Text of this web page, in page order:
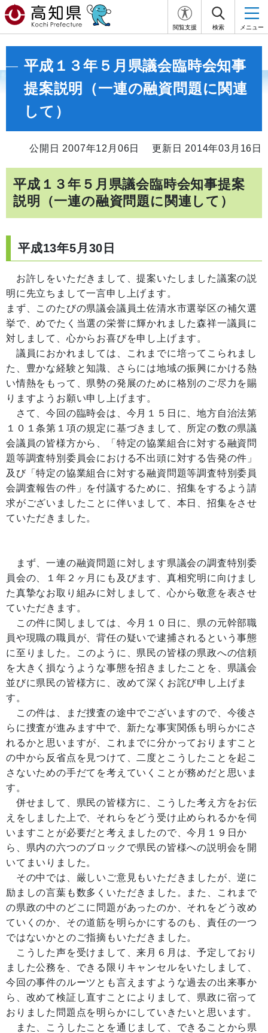
閲覧支援 検索 メニュー
平成１３年５月県議会臨時会知事
提案説明（一連の融資問題に関連
して）
公開日 2007年12月06日 更新日 2014年03月16日
平成１３年５月県議会臨時会知事提案
説明（一連の融資問題に関連して）
平成13年5月30日
お許しをいただきまして、提案いたしました議案の説
明に先立ちまして一言申し上げます。
まず、このたびの県議会議員土佐清水市選挙区の補欠選
挙で、めでたく当選の栄誉に輝かれました森祥一議員に
対しまして、心からお喜びを申し上げます。
議員におかれましては、これまでに培ってこられまし
た、豊かな経験と知識、さらには地域の振興にかける熱
い情熱をもって、県勢の発展のために格別のご尽力を賜
りますようお願い申し上げます。
さて、今回の臨時会は、今月１５日に、地方自治法第
１０１条第１項の規定に基づきまして、所定の数の県議
会議員の皆様方から、「特定の協業組合に対する融資問
題等調査特別委員会における不出頭に対する告発の件」
及び「特定の協業組合に対する融資問題等調査特別委員
会調査報告の件」を付議するために、招集をするよう請
求がございましたことに伴いまして、本日、招集をさせ
ていただきました。
まず、一連の融資問題に対します県議会の調査特別委
員会の、１年２ヶ月にも及びます、真相究明に向けまし
た真摯なお取り組みに対しまして、心から敬意を表させ
ていただきます。
この件に関しましては、今月１０日に、県の元幹部職
員や現職の職員が、背任の疑いで逮捕されるという事態
に至りました。このように、県民の皆様の県政への信頼
を大きく損なうような事態を招きましたことを、県議会
並びに県民の皆様方に、改めて深くお詫び申し上げま
す。
この件は、まだ捜査の途中でございますので、今後さ
らに捜査が進みます中で、新たな事実関係も明らかにさ
れるかと思いますが、これまでに分かっておりますこと
の中から反省点を見つけて、二度とこうしたことを起こ
さないための手だてを考えていくことが務めだと思いま
す。
併せまして、県民の皆様方に、こうした考え方をお伝
えをしました上で、それらをどう受け止められるかを伺
いますことが必要だと考えましたので、今月１９日か
ら、県内の六つのブロックで県民の皆様への説明会を開
いてまいりました。
その中では、厳しいご意見もいただきましたが、逆に
励ましの言葉も数多くいただきました。また、これまで
の県政の中のどこに問題があったのか、それをどう改め
ていくのか、その道筋を明らかにするのも、責任の一つ
ではないかとのご指摘もいただきました。
こうした声を受けまして、来月６月は、予定しており
ました公務を、できる限りキャンセルをいたしまして、
今回の事件のルーツとも言えますような過去の出来事か
ら、改めて検証し直すことによりまして、県政に宿って
おりました問題点を明らかにしていきたいと思います。
また、こうしたことを通じまして、できることから県